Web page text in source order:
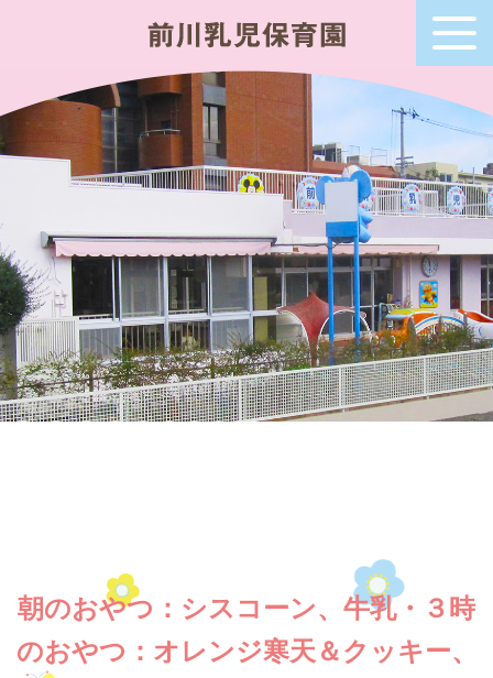
朝のおやつ：シスコーン、牛乳・３時
のおやつ：オレンジ寒天＆クッキー、